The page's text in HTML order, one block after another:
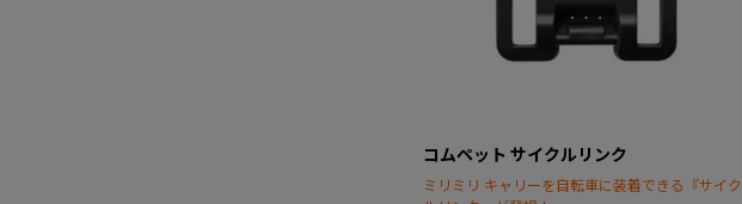
コムペット サイクルリンク
ミリミリ キャリーを自転車に装着できる『サイク